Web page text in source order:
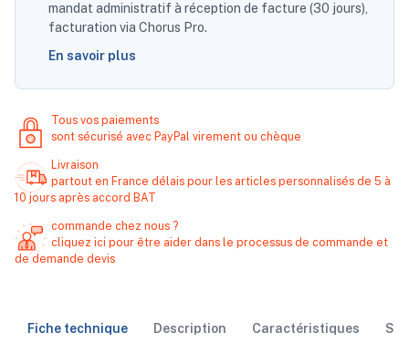
mandat administratif à réception de facture (30 jours),
facturation via Chorus Pro.
En savoir plus
Tous vos paiements
sont sécurisé avec PayPal virement ou chèque
Livraison
partout en France délais pour les articles personnalisés de 5 à
10 jours après accord BAT
commande chez nous ?
cliquez ici pour être aider dans le processus de commande et
de demande devis
Fiche technique Description Caractéristiques